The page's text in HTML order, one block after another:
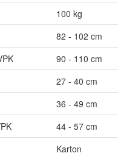
100 kg
82 - 102 cm
90 - 110 cm
27 - 40 cm
36 - 49 cm
44 - 57 cm
Karton